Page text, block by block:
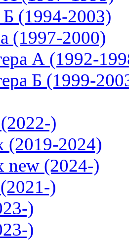
(1994-2003)
(1997-2000)
А (1992-
Б (1999-
)
(2019-2024)
new (2024-)
)
)
)